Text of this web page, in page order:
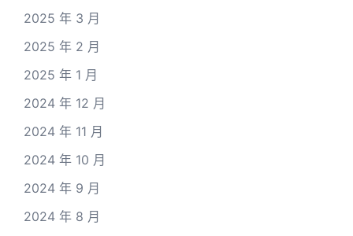
2025 年 3 月
2025 年 2 月
2025 年 1 月
2024 年 12 月
2024 年 11 月
2024 年 10 月
2024 年 9 月
2024 年 8 月